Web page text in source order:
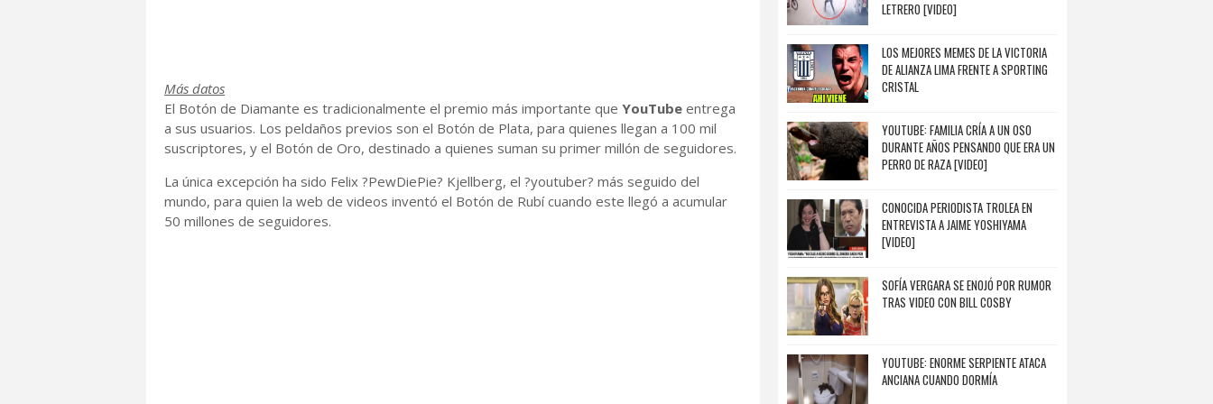
Más datos
El Botón de Diamante es tradicionalmente el premio más importante que YouTube entrega
a sus usuarios. Los peldaños previos son el Botón de Plata, para quienes llegan a 100 mil
suscriptores, y el Botón de Oro, destinado a quienes suman su primer millón de seguidores.
La única excepción ha sido Felix ?PewDiePie? Kjellberg, el ?youtuber? más seguido del
mundo, para quien la web de videos inventó el Botón de Rubí cuando este llegó a acumular
50 millones de seguidores.
LETRERO [VIDEO]
LOS MEJORES MEMES DE LA VICTORIA
DE ALIANZA LIMA FRENTE A SPORTING
CRISTAL
YOUTUBE: FAMILIA CRÍA A UN OSO
DURANTE AÑOS PENSANDO QUE ERA UN
PERRO DE RAZA [VIDEO]
CONOCIDA PERIODISTA TROLEA EN
ENTREVISTA A JAIME YOSHIYAMA
[VIDEO]
SOFÍA VERGARA SE ENOJÓ POR RUMOR
TRAS VIDEO CON BILL COSBY
YOUTUBE: ENORME SERPIENTE ATACA
ANCIANA CUANDO DORMÍA